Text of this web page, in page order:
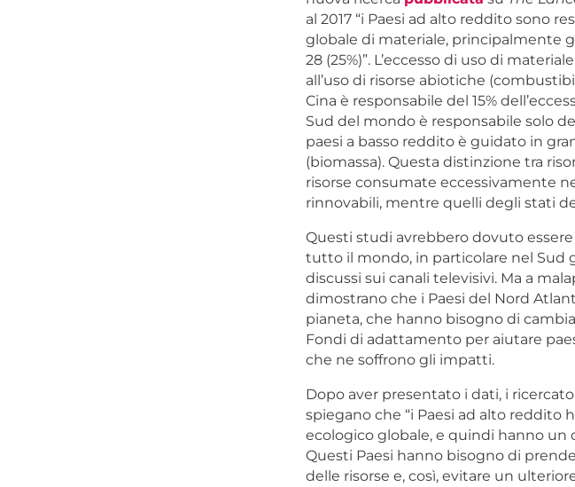
al 2017 “i Paesi ad alto reddito sono
globale di materiale, principalmente
28 (25%)”. L’eccesso di uso di
all’uso di risorse abiotiche
Cina è responsabile del 15%
Sud del mondo è responsabile solo
paesi a basso reddito è guidato in
(biomassa). Questa distinzione tra
risorse consumate eccessivamente
rinnovabili, mentre quelli degli stati
Questi studi avrebbero dovuto
tutto il mondo, in particolare nel Sud
discussi sui canali televisivi. Ma a
dimostrano che i Paesi del Nord
pianeta, che hanno bisogno di
Fondi di adattamento per aiutare
che ne soffrono gli impatti.
Dopo aver presentato i dati, i
spiegano che “i Paesi ad alto reddito
ecologico globale, e quindi hanno un
Questi Paesi hanno bisogno di
delle risorse e, così, evitare un